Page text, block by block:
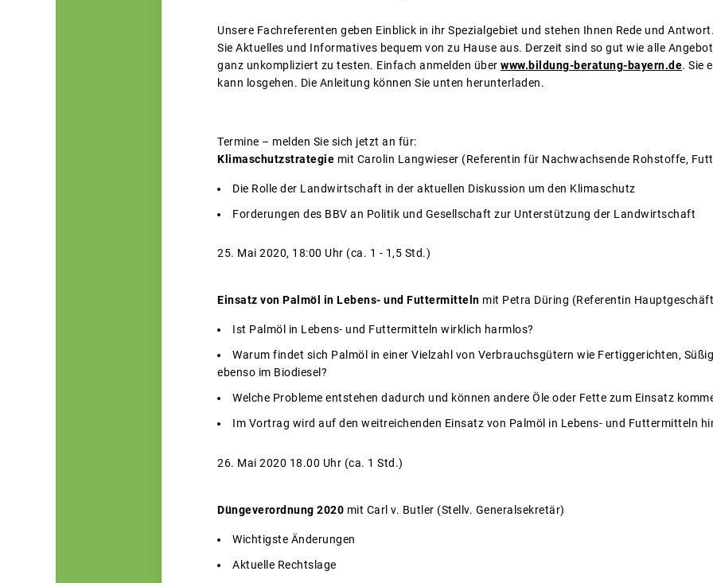
Unsere Fachreferenten geben Einblick in ihr Spezialgebiet und stehen Ihnen Rede und
Sie Aktuelles und Informatives bequem von zu Hause aus. Derzeit sind so gut wie alle
ganz unkompliziert zu testen. Einfach anmelden über www.bildung-beratung-bayern.de. Sie
kann losgehen. Die Anleitung können Sie unten herunterladen.
Termine – melden Sie sich jetzt an für:
Klimaschutzstrategie mit Carolin Langwieser (Referentin für Nachwachsende Rohstoffe,
Die Rolle der Landwirtschaft in der aktuellen Diskussion um den Klimaschutz
Forderungen des BBV an Politik und Gesellschaft zur Unterstützung der Landwirtschaft
25. Mai 2020, 18:00 Uhr (ca. 1 - 1,5 Std.)
Einsatz von Palmöl in Lebens- und Futtermitteln mit Petra Düring (Referentin
Ist Palmöl in Lebens- und Futtermitteln wirklich harmlos?
Warum findet sich Palmöl in einer Vielzahl von Verbrauchsgütern wie Fertiggerichten,
ebenso im Biodiesel?
Welche Probleme entstehen dadurch und können andere Öle oder Fette zum Einsatz
Im Vortrag wird auf den weitreichenden Einsatz von Palmöl in Lebens- und Futtermitteln
26. Mai 2020 18.00 Uhr (ca. 1 Std.)
Düngeverordnung 2020 mit Carl v. Butler (Stellv. Generalsekretär)
Wichtigste Änderungen
Aktuelle Rechtslage